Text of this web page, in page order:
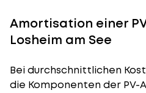
Amortisation einer
Losheim am See
Bei durchschnittlichen
die Komponenten der PV-